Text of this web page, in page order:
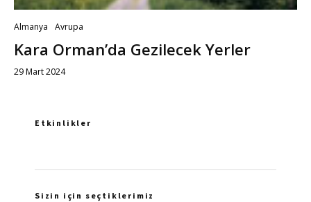
Almanya Avrupa
Kara Orman’da Gezilecek Yerler
29 Mart 2024
Etkinlikler
Sizin için seçtiklerimiz